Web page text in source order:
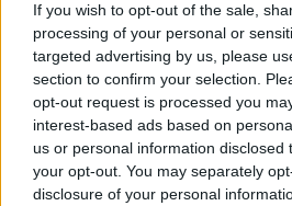
If you wish to opt-out of the sale,
processing of your personal or
targeted advertising by us, please
section to confirm your selection.
opt-out request is processed you
interest-based ads based on
us or personal information disclosed
your opt-out. You may separately
disclosure of your personal
Gyvenimo būdas Istorijos
Tragedija atostogų
septynmetei staiga
traukuliai